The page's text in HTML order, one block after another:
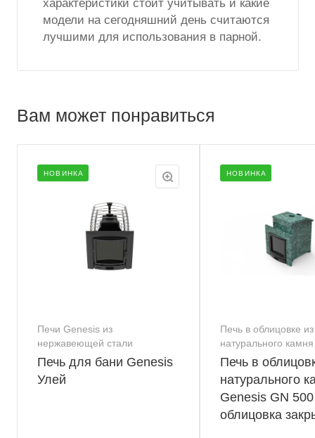
характеристики стоит учитывать и какие
модели на сегодняшний день считаются
лучшими для использования в парной.
Вам может понравиться
НОВИНКА
Печи Genesis из
нержавеющей стали
Печь для бани Genesis
Улей
НОВИНКА
Печь в облицовке из
натурального камня
Печь в
натурального
Genesis GN 500
облицовка